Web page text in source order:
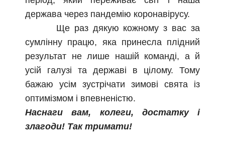
держава через пандемію коронавірусу.
Ще раз дякую кожному з вас за
сумлінну працю, яка принесла плідний
результат не лише нашій команді, а й
усій галузі та державі в цілому. Тому
бажаю усім зустрічати зимові свята із
оптимізмом і впевненістю.
Наснаги вам, колеги, достатку і
злагоди! Так тримати!